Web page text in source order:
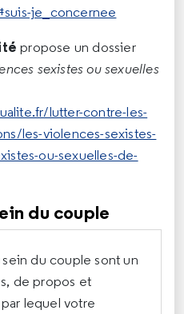
je_concernee
propose un dossier
sexistes ou sexuelles
lutter-contre-les-
les-violences-sexistes-
ou-sexuelles-de-
du couple
du couple sont un
de propos et
lequel votre